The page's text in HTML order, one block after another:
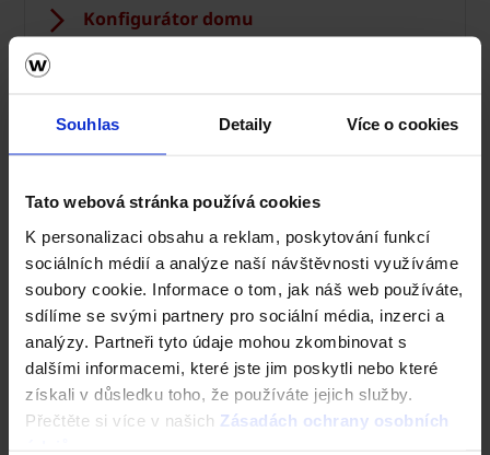
Souhlas Detaily Více o cookies
Tato webová stránka používá cookies
K personalizaci obsahu a reklam, poskytování funkcí
sociálních médií a analýze naší návštěvnosti využíváme
soubory cookie. Informace o tom, jak náš web používáte,
sdílíme se svými partnery pro sociální média, inzerci a
analýzy. Partneři tyto údaje mohou zkombinovat s
dalšími informacemi, které jste jim poskytli nebo které
získali v důsledku toho, že používáte jejich služby.
Přečtěte si více v našich Zásadách ochrany osobních
Konfigurátor domu
Vyhledavač prohlášení DoP